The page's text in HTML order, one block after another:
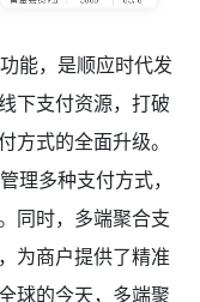
能，是顺应时代发
下支付资源，打破
方式的全面升级。
理多种支付方式，
同时，多端聚合支
为商户提供了精准
球的今天，多端聚